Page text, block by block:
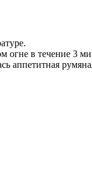
огне в течение 3
аппетитная